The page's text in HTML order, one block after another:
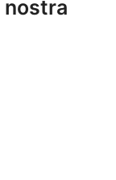
nostra